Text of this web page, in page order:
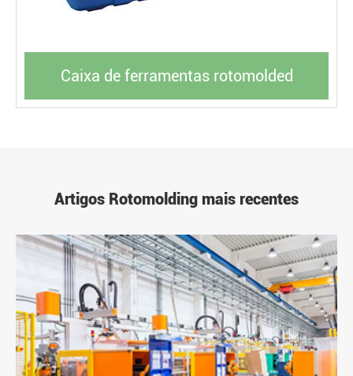
Caixa de ferramentas rotomolded
Artigos Rotomolding mais recentes